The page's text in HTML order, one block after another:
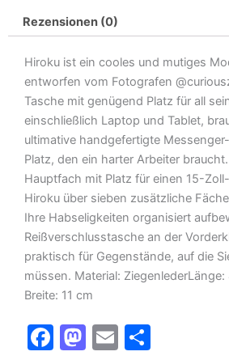
Rezensionen (0)
Hiroku ist ein cooles und mutiges
entworfen vom Fotografen
Tasche mit genügend Platz für all
einschließlich Laptop und Tablet,
ultimative handgefertigte
Platz, den ein harter Arbeiter
Hauptfach mit Platz für einen 15-
Hiroku über sieben zusätzliche
Ihre Habseligkeiten organisiert
Reißverschlusstasche an der
praktisch für Gegenstände, auf die
müssen. Material:
Breite: 11 cm
F
M E